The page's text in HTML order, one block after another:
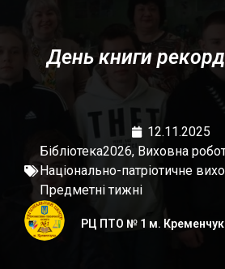
День книги
12.11.2025
Бібліотека2026, Виховна
Національно-патріотичне
Предметні тижні
РЦ ПТО № 1 м.